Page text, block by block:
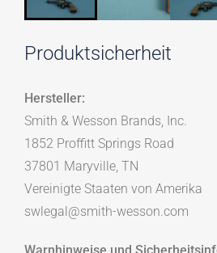
Produktsicherheit
Hersteller:
Smith & Wesson Brands, Inc.
1852 Proffitt Springs Road
37801 Maryville, TN
Vereinigte Staaten von Amerika
swlegal@smith-wesson.com